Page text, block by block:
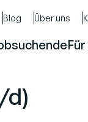
Blog Über uns
d)